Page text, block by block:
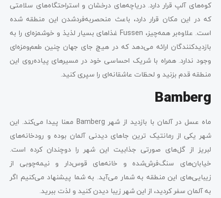
کوه‌های آلپ قرار دارد. دریاچه‌های درخشان و استراحتگاه‌های سلامتی
که در این مکان قرار دارد، باعث منحصربه‌فردشدن این منطقه شده
است. علاوه‌بر همه‌چیز، Fussen غذاهای بسیار لذیذ و خوشمزه‌ای را به
بازدیدکنندگان ارائه می‌دهد که در هیچ جای جهان چنین طعم‌ومزه‌ای
وجود ندارد. همراه با شریک احساسی خود در مسیرهای پیاده‌روی این
منطقه قدم بزنید و لحظات عاشقانه‌ای را سپری کنید.
Bamberg
ماه عسل در آلمان با بازدید از شهر Bamberg معنا پیدا می‌کند. این
شهر یکی از رمانتیک ترین جاهای دیدنی آلمان بوده و رودخانه‌های
لبریز از گل‌های صورتی جذابیت این شهر را دوچندان کرده است.
خیابان‌های سنگ‌فرش‌شده و خانه‌های قوس‌دار و نیمه‌چوبی از
زیبایی‌های این منطقه به شمار می‌آید. به شما پیشنهاد می‌کنیم اگر
به آلمان سفر کردید، از این شهر زیبا دیدن کنید و لذت ببرید.